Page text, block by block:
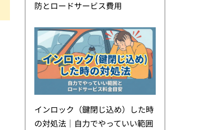
防とロードサービス費用
インロック（鍵閉じ込め）した時
の対処法｜自力でやっていい範囲